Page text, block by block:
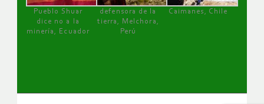
Pueblo Shuar
dice no a la
minería, Ecuador
defensora de la
tierra, Melchora,
Perú
Caimanes, Chile